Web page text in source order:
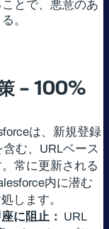
とで、悪意のあ
。
– 100%
は、新規登録
む、URLベース
常に更新される
内に潜む
します。
に阻止： URL